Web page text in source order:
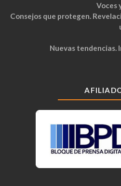
Voces
Consejos que protegen.
Nuevas tendencias.